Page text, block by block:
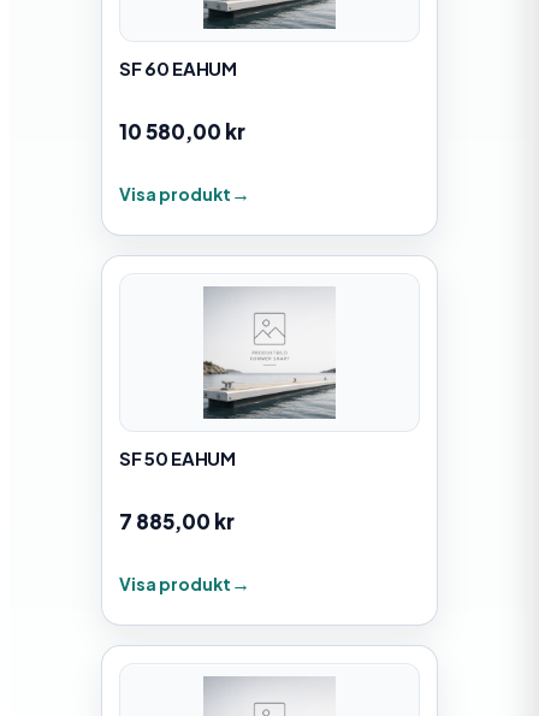
SF 60 EAHUM
10 580,00 kr
Visa produkt
SF 50 EAHUM
7 885,00 kr
Visa produkt